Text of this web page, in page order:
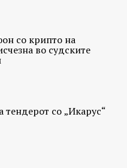
со крипто на
во судските
тендерот со „Икарус“